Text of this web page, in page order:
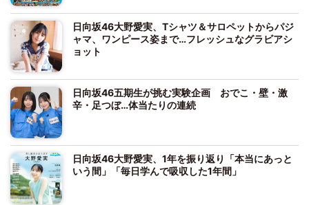
日向坂46大野愛実、Tシャツ＆サロペットからパジ
ャマ、ワンピース姿まで…フレッシュなグラビアシ
ョット
日向坂46五期生が挑む実験企画 おでこ・壁・激
辛・足つぼ…体当たりの連続
日向坂46大野愛実、1年を振り返り「本当にあっと
いう間」「毎日学んで吸収した1年間」